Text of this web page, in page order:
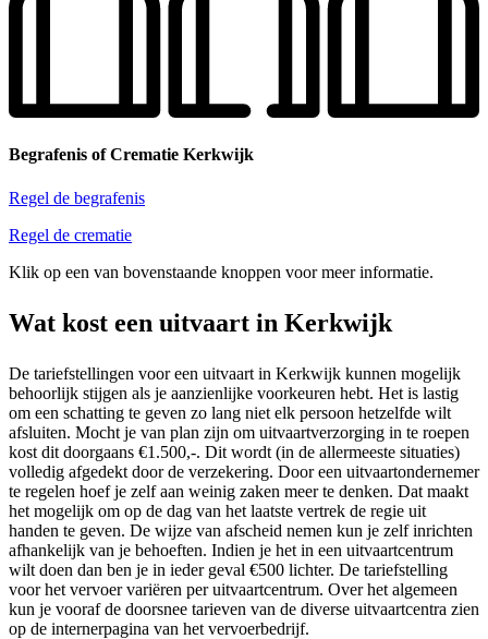
Begrafenis of Crematie Kerkwijk
Regel de begrafenis
Regel de crematie
Klik op een van bovenstaande knoppen voor meer informatie.
Wat kost een uitvaart in Kerkwijk
De tariefstellingen voor een uitvaart in Kerkwijk kunnen mogelijk
behoorlijk stijgen als je aanzienlijke voorkeuren hebt. Het is lastig
om een schatting te geven zo lang niet elk persoon hetzelfde wilt
afsluiten. Mocht je van plan zijn om uitvaartverzorging in te roepen
kost dit doorgaans €1.500,-. Dit wordt (in de allermeeste situaties)
volledig afgedekt door de verzekering. Door een uitvaartondernemer
te regelen hoef je zelf aan weinig zaken meer te denken. Dat maakt
het mogelijk om op de dag van het laatste vertrek de regie uit
handen te geven. De wijze van afscheid nemen kun je zelf inrichten
afhankelijk van je behoeften. Indien je het in een uitvaartcentrum
wilt doen dan ben je in ieder geval €500 lichter. De tariefstelling
voor het vervoer variëren per uitvaartcentrum. Over het algemeen
kun je vooraf de doorsnee tarieven van de diverse uitvaartcentra zien
op de internerpagina van het vervoerbedrijf.